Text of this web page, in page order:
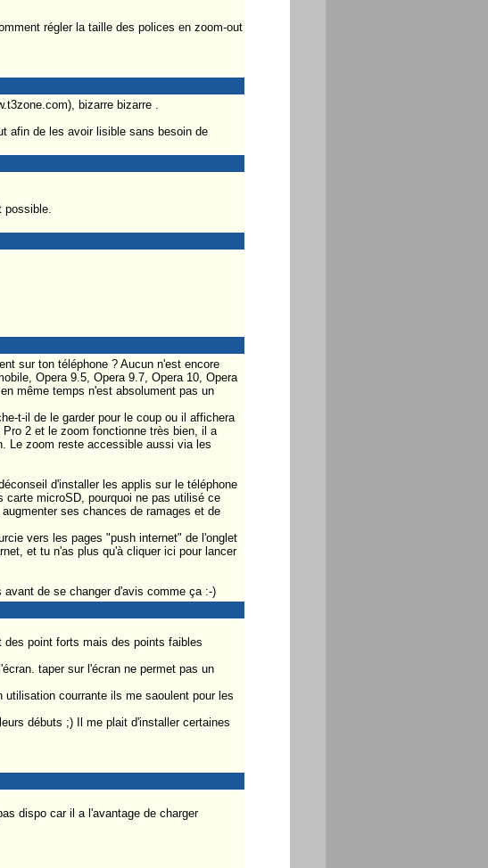
régler la taille des polices en zoom-out
bizarre bizarre .
afin de les avoir lisible sans besoin de
sur ton téléphone ? Aucun n'est encore
Opera 9.5, Opera 9.7, Opera 10, Opera
même temps n'est absolument pas un
t-il de le garder pour le coup ou il affichera
2 et le zoom fonctionne très bien, il a
Le zoom reste accessible aussi via les
d'installer les applis sur le téléphone
carte microSD, pourquoi ne pas utilisé ce
ses chances de ramages et de
vers les pages "push internet" de l'onglet
et tu n'as plus qu'à cliquer ici pour lancer
de se changer d'avis comme ça :-)
des point forts mais des points faibles
taper sur l'écran ne permet pas un
courrante ils me saoulent pour les
débuts ;) Il me plait d'installer certaines
dispo car il a l'avantage de charger